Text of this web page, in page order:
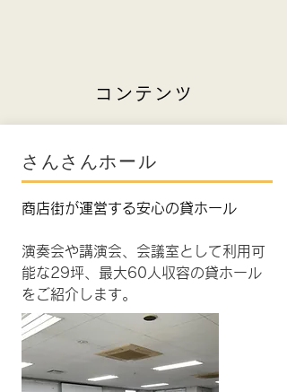
コンテンツ
さんさんホール
商店街が運営する安心の貸ホール
演奏会や講演会、会議室として利用可
能な29坪、最大60人収容の貸ホール
をご紹介します。